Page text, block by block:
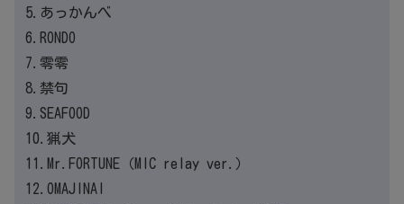
5.あっかんべ
6.RONDO
7.零零
8.禁句
9.SEAFOOD
10.猟犬
11.Mr.FORTUNE（MIC relay ver.）
12.OMAJINAI